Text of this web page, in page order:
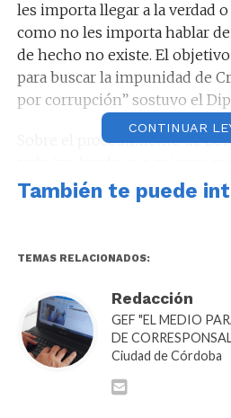
les importa llegar a la verdad
como no les importa hablar
de hecho no existe. El
para buscar la impunidad de
por corrupción” sostuvo el
Sobre el procedimiento de
una agencia de inteligencia
y producir prueba violando
justificación alguna.”
Sobre ello detalló “Se
entre la Corte y el Congreso
sobre comunicaciones
CONTINUAR
También te puede
TEMAS RELACIONADOS:
Redacción
GEF "EL MEDIO
DE
Ciudad de Córdoba